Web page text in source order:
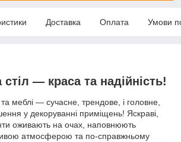
Доставка Оплата Умови
— краса та надійність!
меблі — сучасне, трендове, і головне,
у декоруванні приміщень! Яскраві,
оживають на очах, наповнюють
атмосферою та по-справжньому